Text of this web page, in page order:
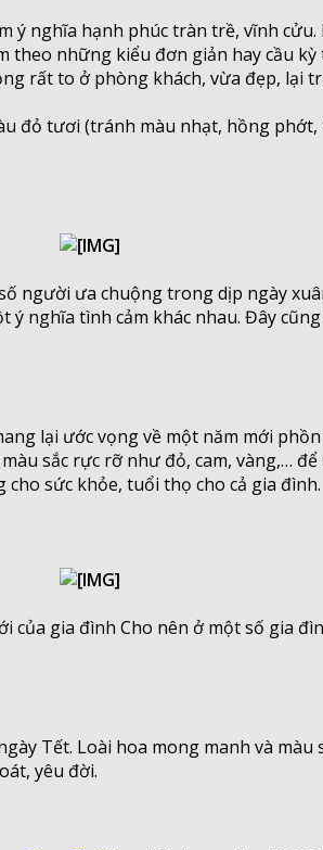
ý nghĩa hạnh phúc tràn trề, vĩnh
theo những kiểu đơn giản hay cầu
rất to ở phòng khách, vừa đẹp, lại
đỏ tươi (tránh màu nhạt, hồng
người ưa chuộng trong dịp ngày
ý nghĩa tình cảm khác nhau. Đây
lại ước vọng về một năm mới
sắc rực rỡ như đỏ, cam, vàng,…
sức khỏe, tuổi thọ cho cả gia đình.
của gia đình Cho nên ở một số gia
Tết. Loài hoa mong manh và màu
yêu đời.